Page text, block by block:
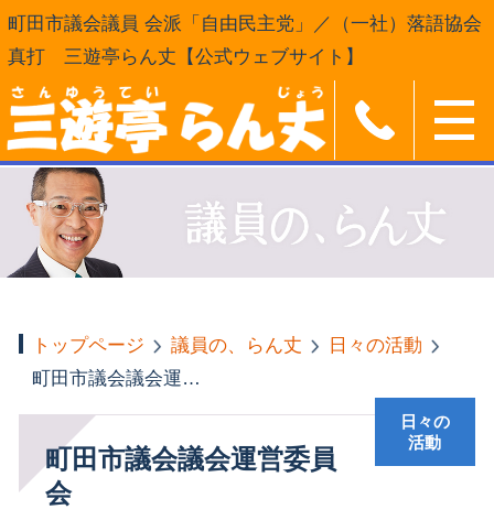
町田市議会議員 会派「自由民主党」／（一社）落語協会
真打 三遊亭らん丈【公式ウェブサイト】
トップページ 議員の、らん丈
日々の活動
町田市議会議会運営委員会
町田市議会議会運営委員
会
日々の
活動